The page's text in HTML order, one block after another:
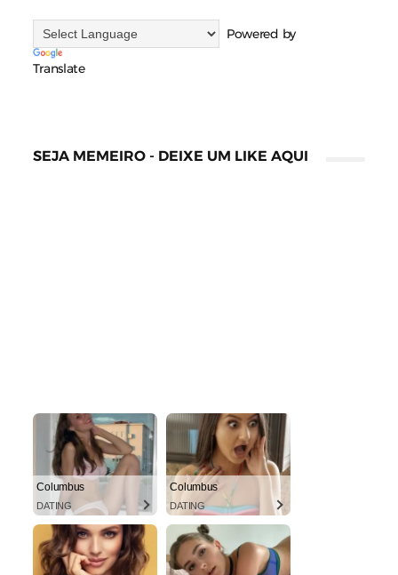
Powered by
Translate
SEJA MEMEIRO - DEIXE UM LIKE AQUI
Columbus
DATING
Columbus
DATING